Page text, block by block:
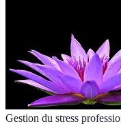
Gestion du stress